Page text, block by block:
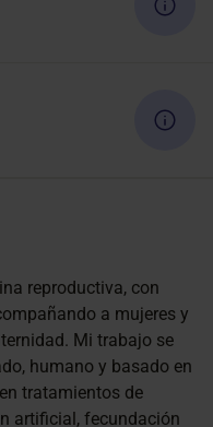
reproductiva, con
a mujeres y
Mi trabajo se
humano y basado en
tratamientos de
artificial, fecundación